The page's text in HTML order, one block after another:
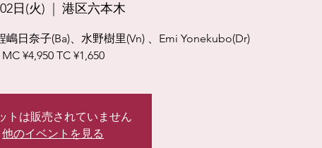
日(火) 港区六本木
嶋日奈子(Ba)、水野樹里(Vn) 、Emi Yonekubo(Dr)
MC ¥4,950 TC ¥1,650
トは販売されていません
他のイベントを見る